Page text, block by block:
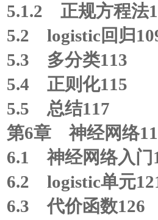
5.1.2 正规方程法
5.2 logistic回归
5.3 多分类113
5.4 正则化115
5.5 总结117
第6章 神经网络
6.1 神经网络入门
6.2 logistic单元
6.3 代价函数126